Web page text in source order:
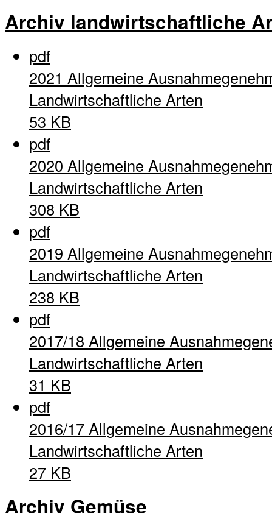
Archiv landwirtschaftliche
pdf
2021 Allgemeine
Landwirtschaftliche Arten
53 KB
pdf
2020 Allgemeine
Landwirtschaftliche Arten
308 KB
pdf
2019 Allgemeine
Landwirtschaftliche Arten
238 KB
pdf
2017/18 Allgemeine
Landwirtschaftliche Arten
31 KB
pdf
2016/17 Allgemeine
Landwirtschaftliche Arten
27 KB
Archiv Gemüse